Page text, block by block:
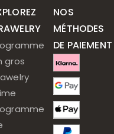
gros
NOS
MÉTHODES
DE PAIEMENT